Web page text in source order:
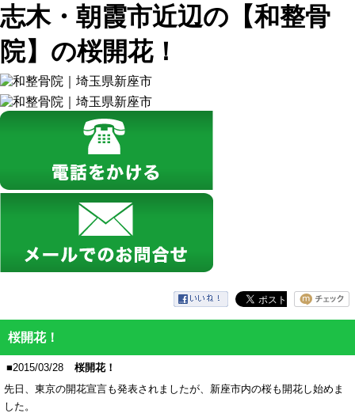
志木・朝霞市近辺の【和整骨
院】の桜開花！
桜開花！
■2015/03/28
桜開花！
先日、東京の開花宣言も発表されましたが、新座市内の桜も開花し始めま
した。